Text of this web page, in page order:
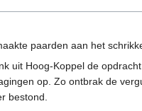
paarden aan het
uit Hoog-Koppel de
op. Zo ontbrak de
bestond.